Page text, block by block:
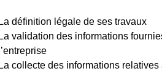
La définition légale de ses travaux
La validation des informations
l’entreprise
La collecte des informations relatives